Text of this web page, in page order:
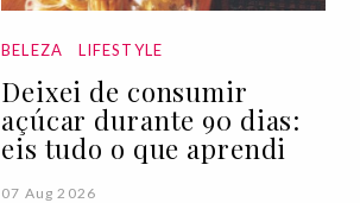
BELEZA LIFESTYLE
Deixei de consumir
açúcar durante 90 dias:
eis tudo o que aprendi
07 Aug 2026